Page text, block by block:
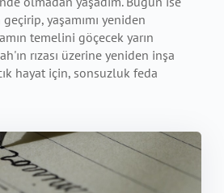
yaşamımı yeniden
temelini göçecek yarın
rızası üzerine yeniden inşa
hayat için, sonsuzluk feda